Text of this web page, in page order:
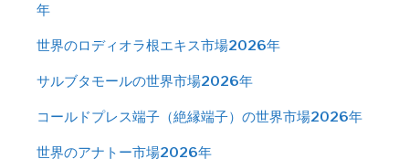
年
世界のロディオラ根エキス市場2026年
サルブタモールの世界市場2026年
コールドプレス端子（絶縁端子）の世界市場2026年
世界のアナトー市場2026年